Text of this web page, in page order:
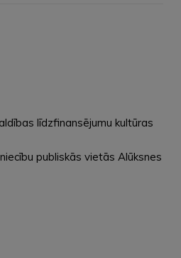
līdzfinansējumu kultūras
publiskās vietās Alūksnes